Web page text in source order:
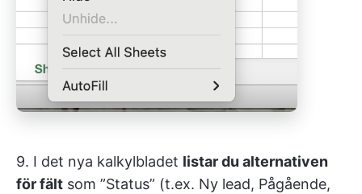
9. I det nya kalkylbladet listar du alternativen
för fält som ”Status” (t.ex. Ny lead, Pågående,